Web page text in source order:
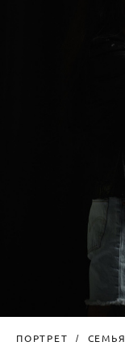
ПОРТРЕТ СЕМЬЯ